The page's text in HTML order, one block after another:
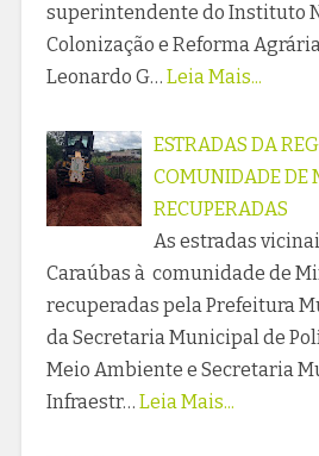
superintendente do Instituto
Colonização e Reforma Agrária
Leonardo G… Leia Mais...
ESTRADAS DA
COMUNIDADE DE
RECUPERADAS
As estradas
Caraúbas à comunidade de
recuperadas pela Prefeitura
da Secretaria Municipal de
Meio Ambiente e Secretaria
Infraestr… Leia Mais...